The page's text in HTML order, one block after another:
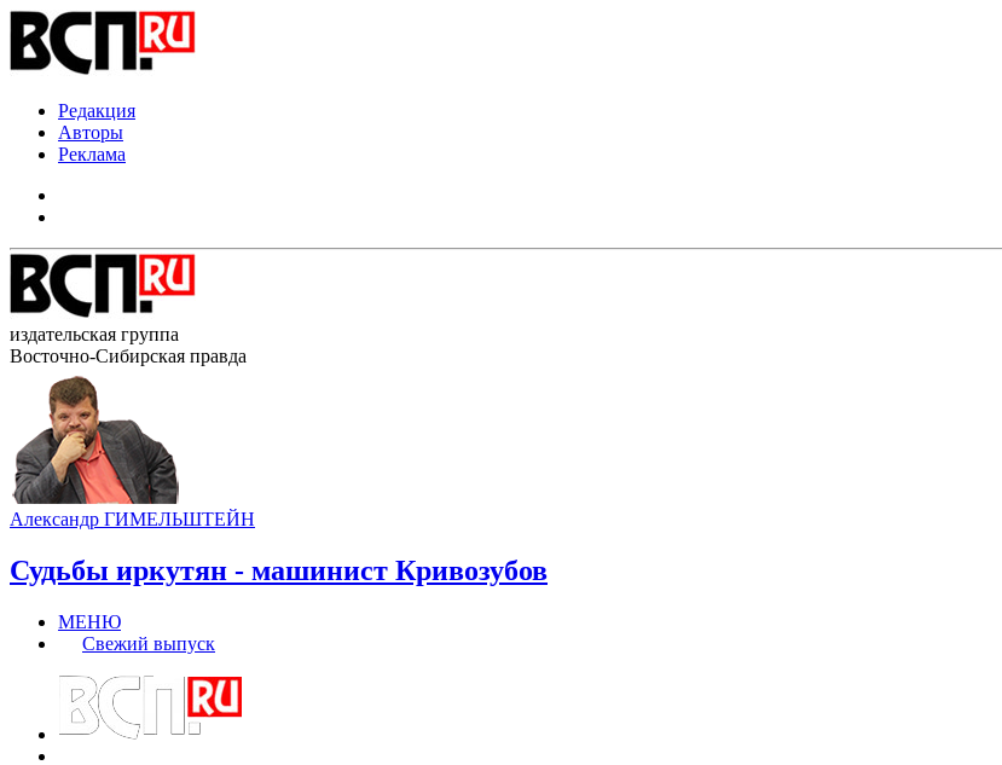
Редакция
Авторы
Реклама
издательская группа
Восточно-Сибирская правда
Александр ГИМЕЛЬШТЕЙН
Судьбы иркутян - машинист Кривозубов
МЕНЮ
Свежий выпуск